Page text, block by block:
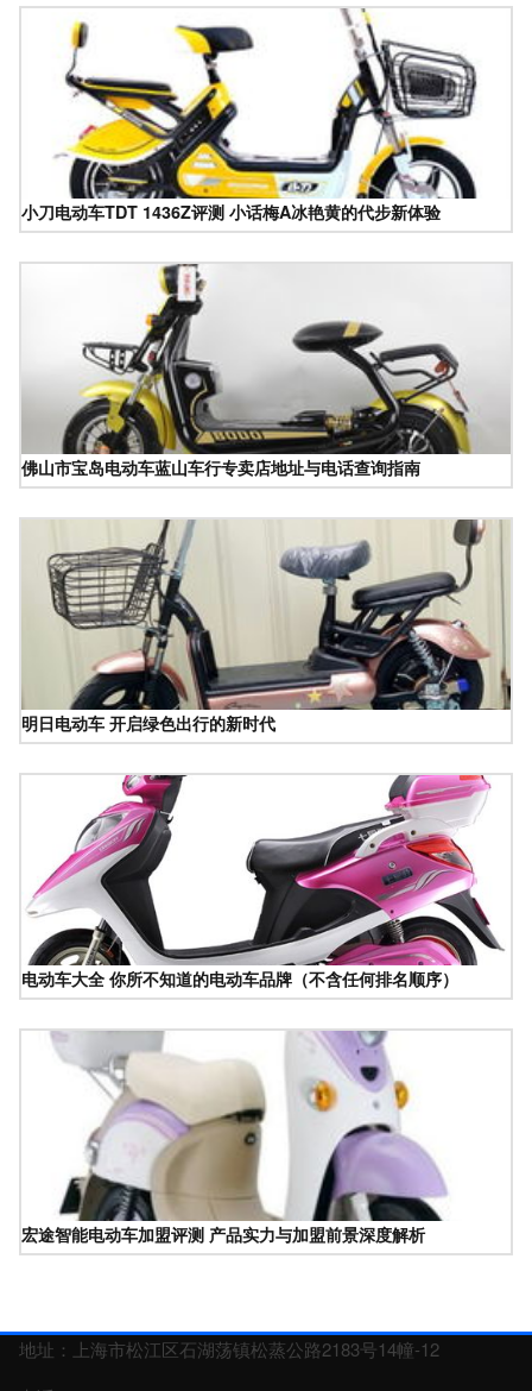
小刀电动车TDT 1436Z评测 小话梅A冰艳黄的代步新体验
佛山市宝岛电动车蓝山车行专卖店地址与电话查询指南
明日电动车 开启绿色出行的新时代
电动车大全 你所不知道的电动车品牌（不含任何排名顺序）
宏途智能电动车加盟评测 产品实力与加盟前景深度解析
地址：上海市松江区石湖荡镇松蒸公路2183号14幢-12